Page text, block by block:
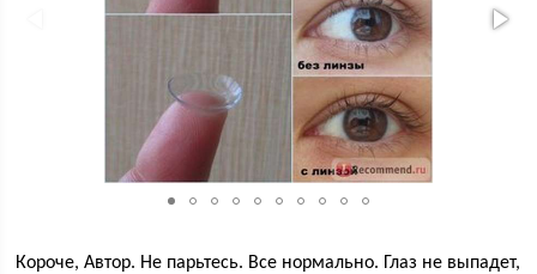
Короче, Автор. Не парьтесь. Все нормально. Глаз не выпадет,